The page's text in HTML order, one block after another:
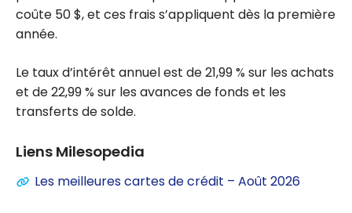
coûte 50 $, et ces frais s’appliquent dès la première
année.
Le taux d’intérêt annuel est de 21,99 % sur les achats
et de 22,99 % sur les avances de fonds et les
transferts de solde.
Liens Milesopedia
Les meilleures cartes de crédit – Août 2026